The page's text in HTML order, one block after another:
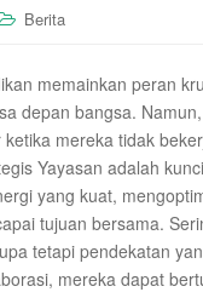
Berita
memainkan peran
depan bangsa.
mereka tidak
Yayasan adalah
yang kuat,
tujuan bersama.
tetapi pendekatan
mereka dapat